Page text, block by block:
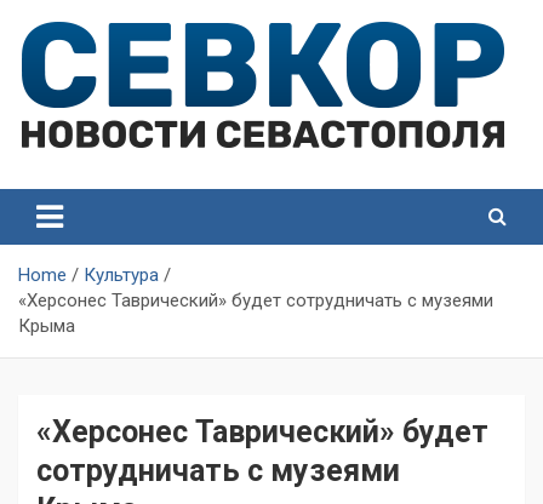
content
Севастополя
Севастополя
Home
Культура
«Херсонес Таврический» будет сотрудничать с музеями
Крыма
«Херсонес Таврический» будет
сотрудничать с музеями